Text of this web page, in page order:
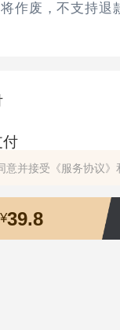
作废，不支持退
付
意并接受 《服务协议》
39.8
络科技有限公司版权